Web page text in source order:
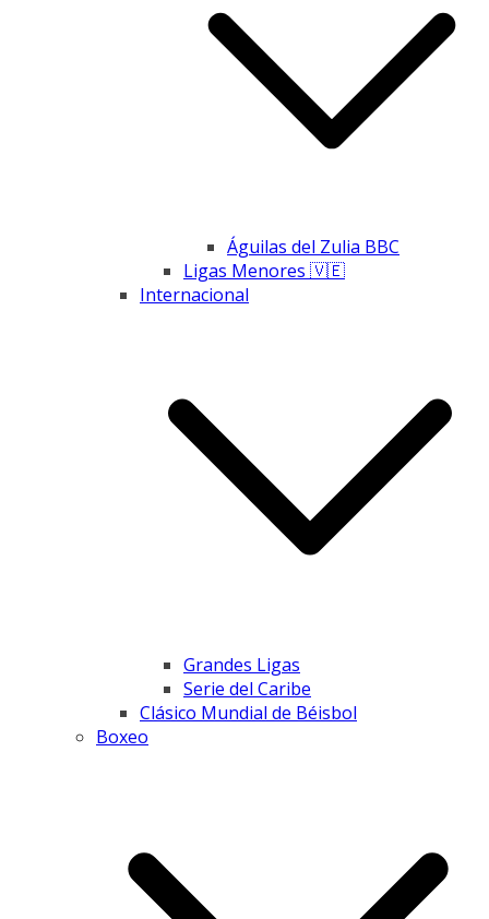
Águilas del Zulia BBC
Ligas Menores 🇻🇪
Internacional
Grandes Ligas
Serie del Caribe
Clásico Mundial de Béisbol
Boxeo